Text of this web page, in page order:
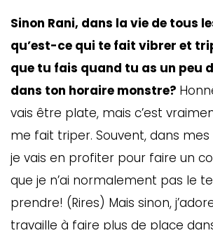
Sinon Rani, dans la vie de tous
qu’est-ce qui te fait vibrer et
que tu fais quand tu as un peu
dans ton horaire monstre?
vais être plate, mais c’est
me fait triper. Souvent, dans
je vais en profiter pour faire un
que je n’ai normalement pas le
prendre! (Rires) Mais sinon,
travaille à faire plus de place